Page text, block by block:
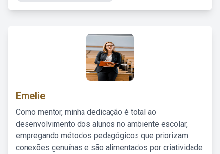
Emelie
Como mentor, minha dedicação é total ao
desenvolvimento dos alunos no ambiente escolar,
empregando métodos pedagógicos que priorizam
conexões genuínas e são alimentados por criatividade